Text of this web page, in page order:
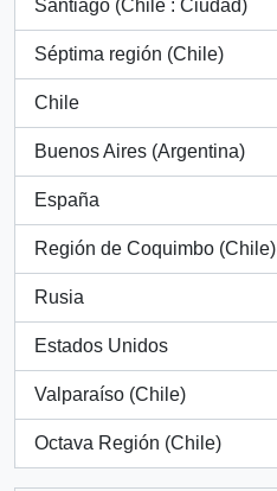
Santiago (Chile : Ciudad)
, 766 results
Séptima región (Chile)
, 27 results
Chile
, 19 results
Buenos Aires (Argentina)
, 16 results
España
, 14 results
Región de Coquimbo (Chile)
, 13 results
Rusia
, 12 results
Estados Unidos
, 11 results
Valparaíso (Chile)
, 10 results
Octava Región (Chile)
, 10 results